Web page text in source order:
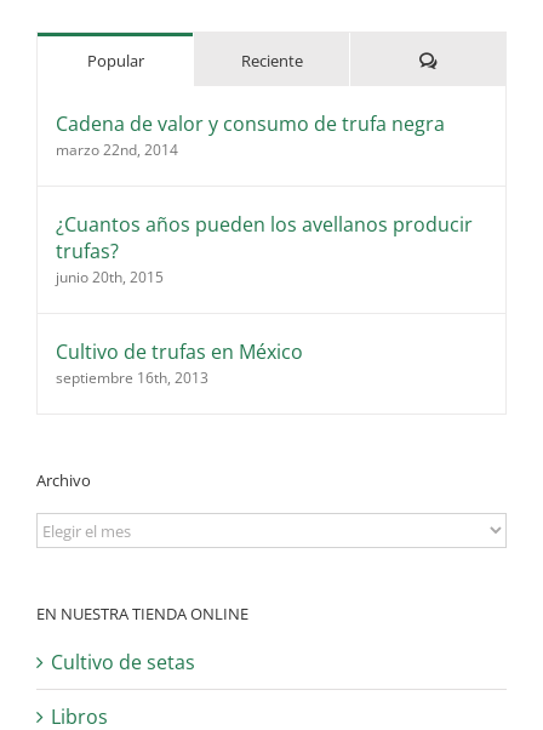
Popular Reciente Comentarios
Cadena de valor y consumo de trufa negra
marzo 22nd, 2014
¿Cuantos años pueden los avellanos producir
trufas?
junio 20th, 2015
Cultivo de trufas en México
septiembre 16th, 2013
Archivo
Archivo
EN NUESTRA TIENDA ONLINE
Cultivo de setas
Libros